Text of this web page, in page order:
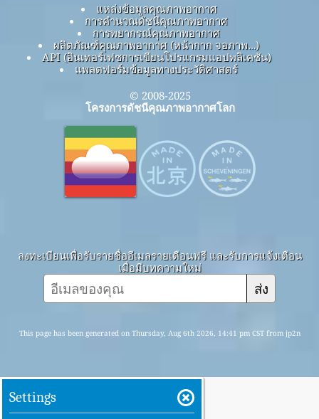
แหล่งข้อมูลคุณภาพอากาศ
การคำนวณดัชนีคุณภาพอากาศ
การพยากรณ์คุณภาพอากาศ
ผลิตภัณฑ์คุณภาพอากาศ (หน้ากาก จอภาพ…)
API (อินเทอร์เฟซการเขียนโปรแกรมแอปพลิเคชัน)
แพลตฟอร์มข้อมูลทางประวัติศาสตร์
© 2008-2025
โครงการดัชนีคุณภาพอากาศโลก
ลงทะเบียนเพื่อรับรายชื่ออีเมลรายเดือนฟรี และรับการแจ้งเตือน
เมื่อมีบทความใหม่
ส่ง
This page has been generated on Thursday, Aug 6th 2026, 14:41 pm CST from jp2n
Settings